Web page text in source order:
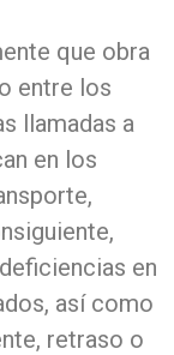
que obra
entre los
llamadas a
en los
en
así como
retraso o